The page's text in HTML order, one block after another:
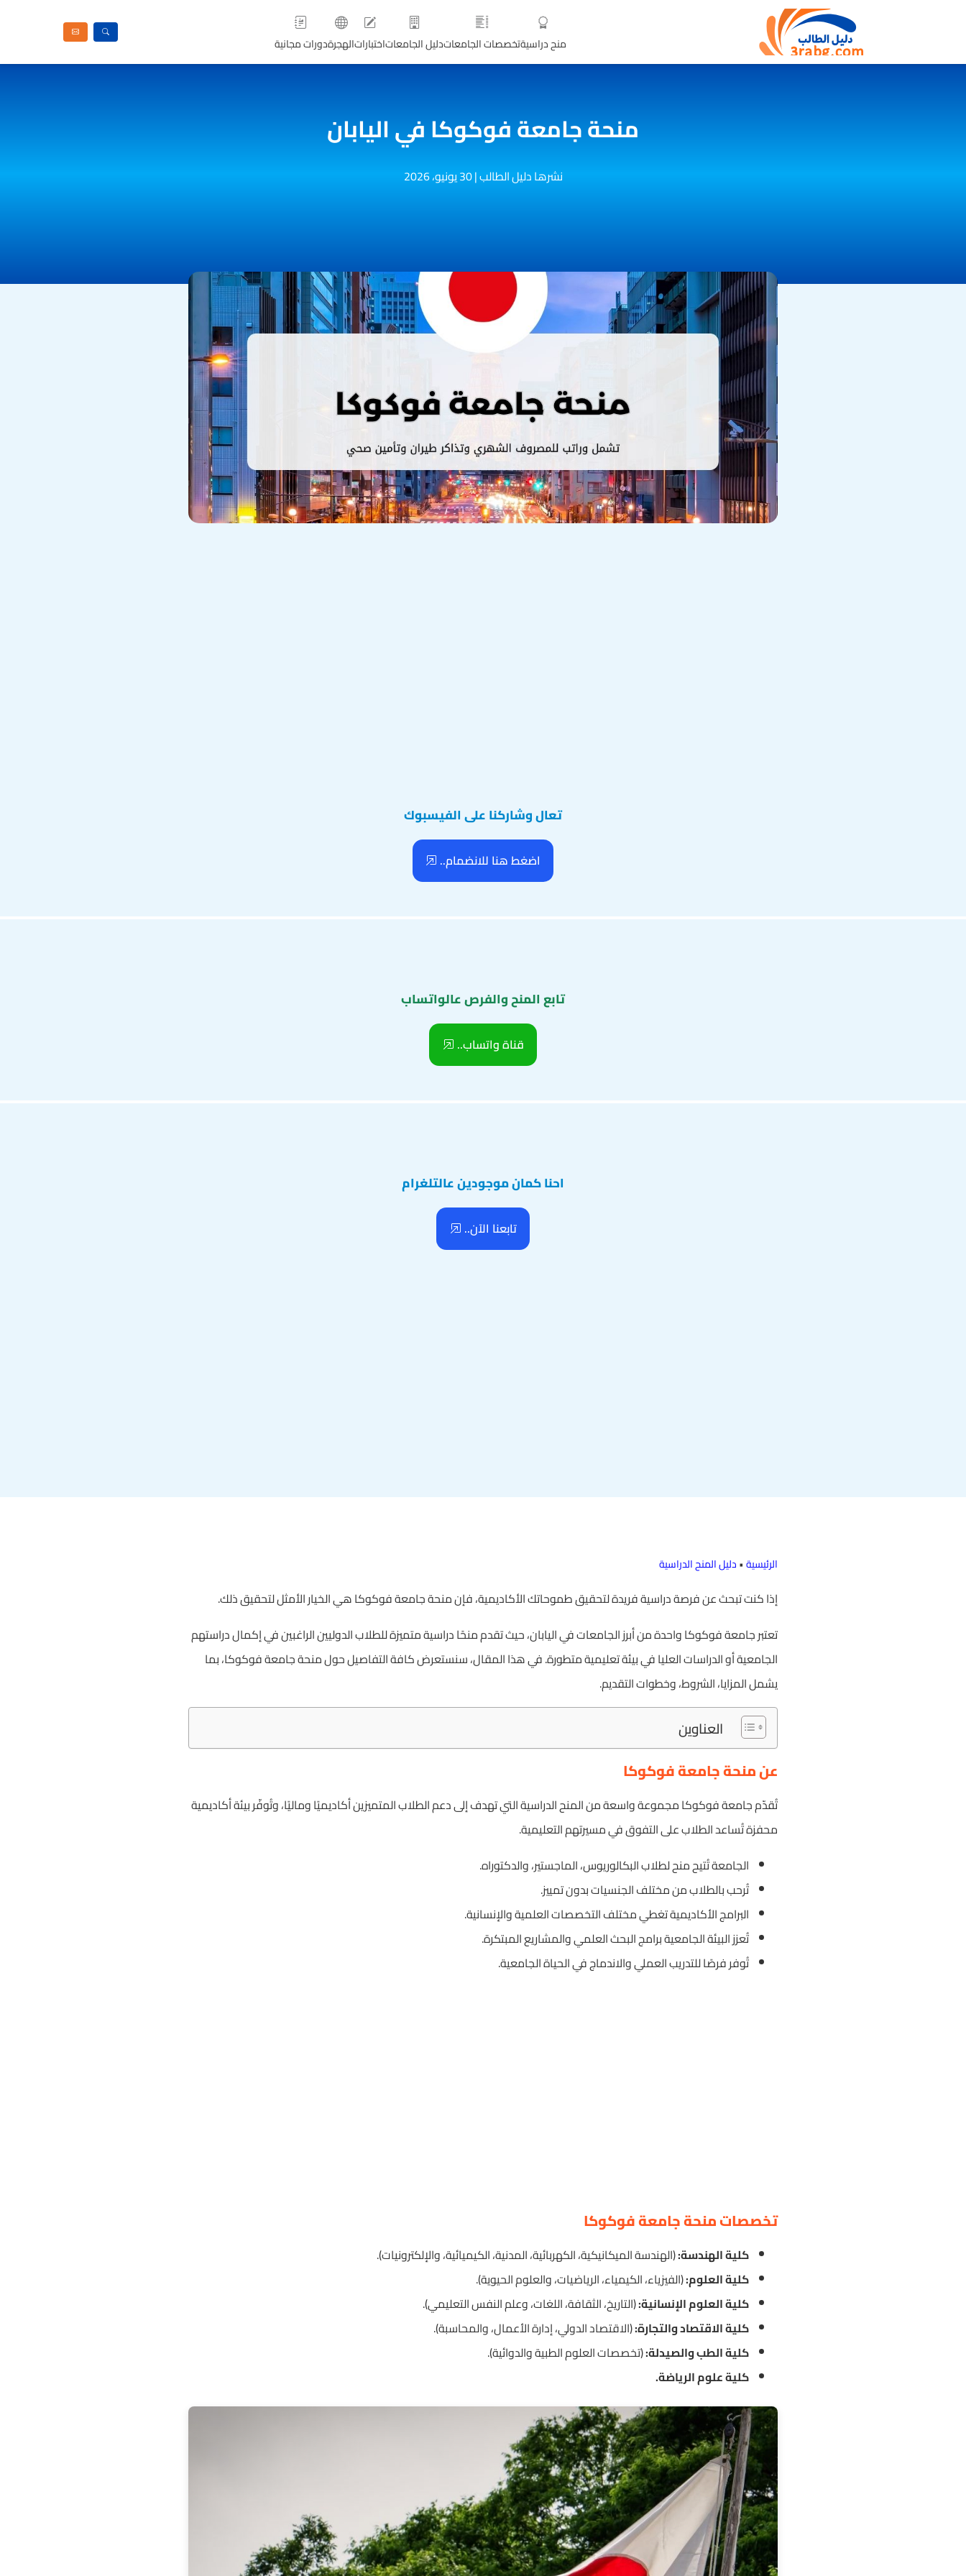
منح دراسيةتخصصات الجامعاتدليل الجامعاتاختباراتالهجرةدورات مجانية
منحة جامعة فوكوكا في اليابان
نشرها دليل الطالب|30 يونيو، 2026
تعال وشاركنا على الفيسبوك
اضغط هنا للانضمام..
تابع المنح والفرص عالواتساب
قناة واتساب..
احنا كمان موجودين عالتلغرام
تابعنا الآن..
الرئيسية•دليل المنح الدراسية
إذا كنت تبحث عن فرصة دراسية فريدة لتحقيق طموحاتك الأكاديمية، فإن منحة جامعة فوكوكا هي الخيار الأمثل لتحقيق ذلك.
تعتبر جامعة فوكوكا واحدة من أبرز الجامعات في اليابان، حيث تقدم منحًا دراسية متميزة للطلاب الدوليين الراغبين في إكمال دراستهم
الجامعية أو الدراسات العليا في بيئة تعليمية متطورة. في هذا المقال، سنستعرض كافة التفاصيل حول منحة جامعة فوكوكا، بما
يشمل المزايا، الشروط، وخطوات التقديم.
العناوين
عن منحة جامعة فوكوكا
تُقدّم جامعة فوكوكا مجموعة واسعة من المنح الدراسية التي تهدف إلى دعم الطلاب المتميزين أكاديميًا وماليًا، وتُوفّر بيئة أكاديمية
محفزة تُساعد الطلاب على التفوق في مسيرتهم التعليمية.
الجامعة تُتيح منح لطلاب البكالوريوس، الماجستير، والدكتوراه.
تُرحب بالطلاب من مختلف الجنسيات بدون تمييز.
البرامج الأكاديمية تغطي مختلف التخصصات العلمية والإنسانية.
تُعزز البيئة الجامعية برامج البحث العلمي والمشاريع المبتكرة.
تُوفر فرصًا للتدريب العملي والاندماج في الحياة الجامعية.
تخصصات منحة جامعة فوكوكا
كلية الهندسة:(الهندسة الميكانيكية، الكهربائية، المدنية، الكيميائية، والإلكترونيات).
كلية العلوم:(الفيزياء، الكيمياء، الرياضيات، والعلوم الحيوية).
كلية العلوم الإنسانية:(التاريخ، الثقافة، اللغات، وعلم النفس التعليمي).
كلية الاقتصاد والتجارة:(الاقتصاد الدولي، إدارة الأعمال، والمحاسبة).
كلية الطب والصيدلة:(تخصصات العلوم الطبية والدوائية).
كلية علوم الرياضة.